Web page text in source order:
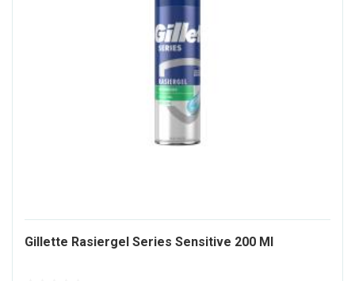
Gillette Rasiergel Series Sensitive 200 Ml